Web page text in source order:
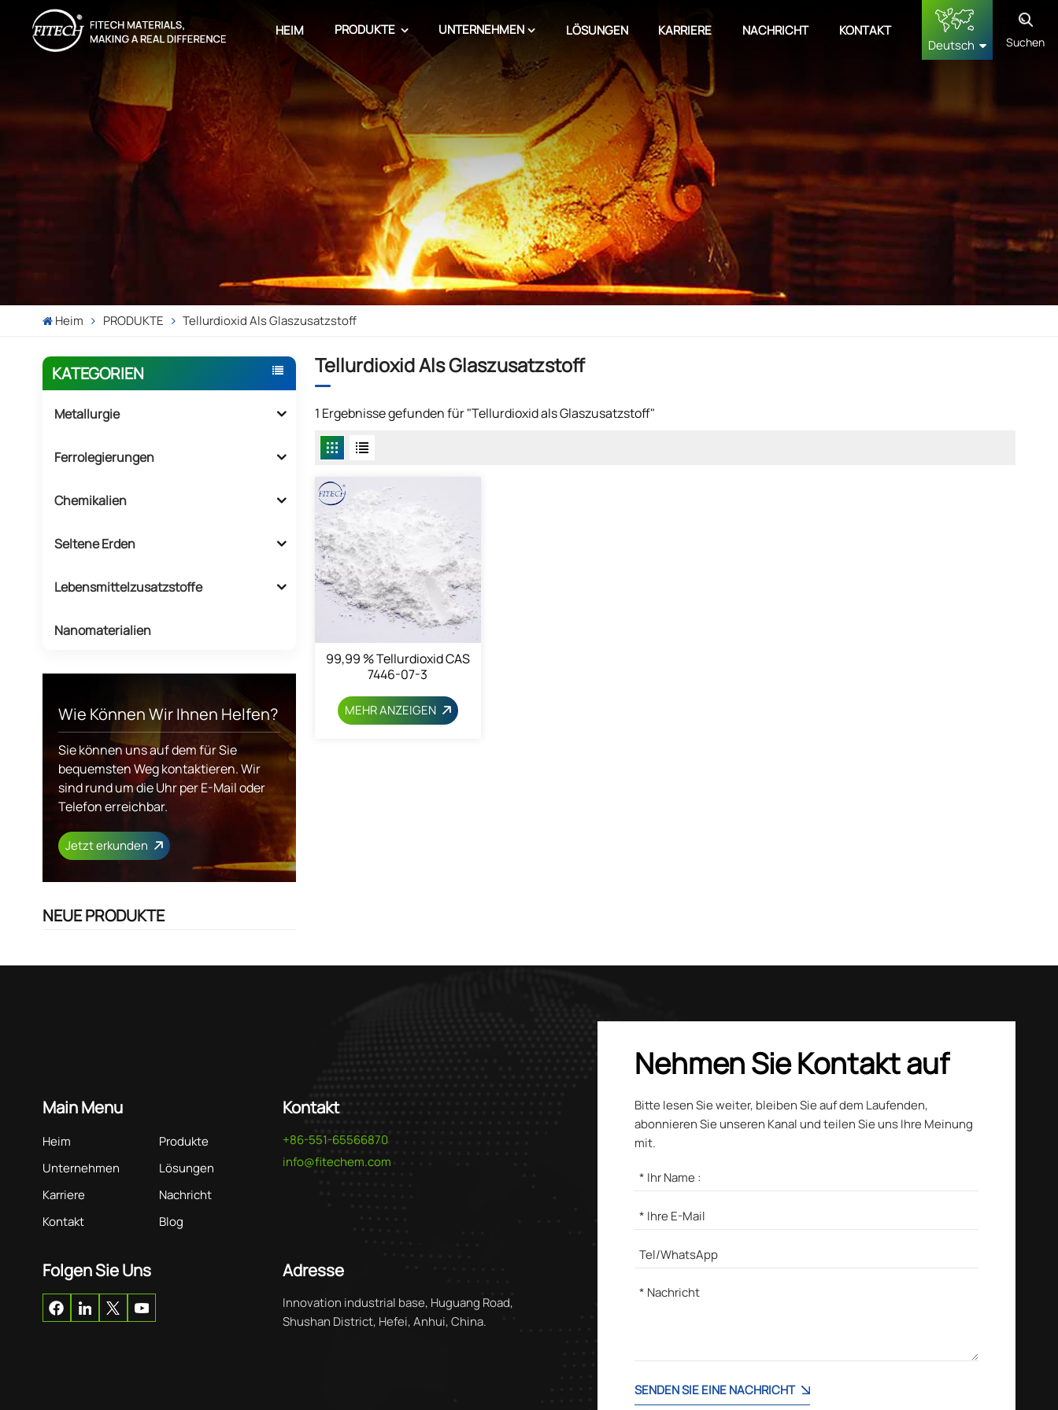
HEIM PRODUKTE UNTERNEHMEN LÖSUNGEN KARRIERE NACHRICHT
KONTAKT
Deutsch
français
Deutsch
русский
Suchen
Heim PRODUKTE Tellurdioxid Als Glaszusatzstoff
KATEGORIEN
Metallurgie
Ferrolegierungen
Chemikalien
Seltene Erden
Lebensmittelzusatzstoffe
Nanomaterialien
Wie Können Wir Ihnen Helfen?
Sie können uns auf dem für Sie
bequemsten Weg kontaktieren. Wir
sind rund um die Uhr per E-Mail oder
Telefon erreichbar.
Jetzt erkunden
NEUE PRODUKTE
Tellurdioxid Als Glaszusatzstoff
1 Ergebnisse gefunden für "Tellurdioxid als Glaszusatzstoff"
99,99 % Tellurdioxid CAS
7446-07-3
MEHR ANZEIGEN
Main Menu
Heim
Produkte
Unternehmen
Lösungen
Karriere
Nachricht
Kontakt
Blog
Kontakt
+86-551-65566870
info@fitechem.com
Folgen Sie Uns Adresse
Innovation industrial base, Huguang Road,
Shushan District, Hefei, Anhui, China.
Nehmen Sie Kontakt auf
Bitte lesen Sie weiter, bleiben Sie auf dem Laufenden,
abonnieren Sie unseren Kanal und teilen Sie uns Ihre Meinung
mit.
SENDEN SIE EINE NACHRICHT